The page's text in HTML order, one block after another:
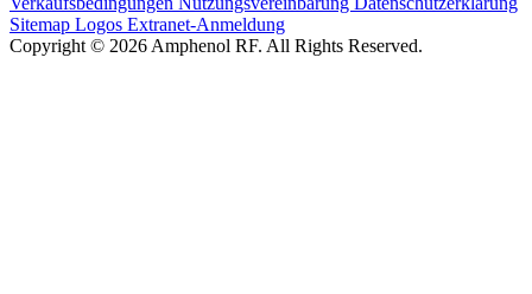
Sitemap Logos Extranet-Anmeldung
Copyright © 2026 Amphenol RF. All Rights Reserved.